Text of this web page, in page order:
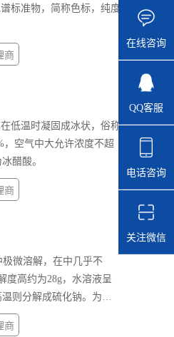
标准物，简称色标，纯度
商
低温时凝固成冰状，俗称
空气中大允许浓度不超
醋酸。
商
则分解成硫化钠。为强
商
在线咨询
QQ客服
电话咨询
关注微信